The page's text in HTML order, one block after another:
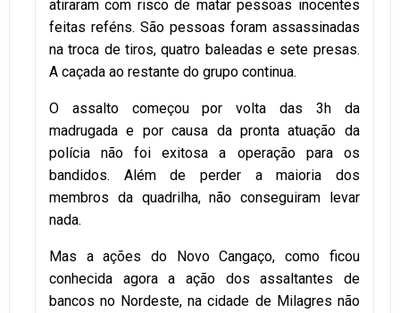
atiraram com risco de matar pessoas inocentes
feitas reféns. São pessoas foram assassinadas
na troca de tiros, quatro baleadas e sete presas.
A caçada ao restante do grupo continua.
O assalto começou por volta das 3h da
madrugada e por causa da pronta atuação da
polícia não foi exitosa a operação para os
bandidos. Além de perder a maioria dos
membros da quadrilha, não conseguiram levar
nada.
Mas a ações do Novo Cangaço, como ficou
conhecida agora a ação dos assaltantes de
bancos no Nordeste, na cidade de Milagres não